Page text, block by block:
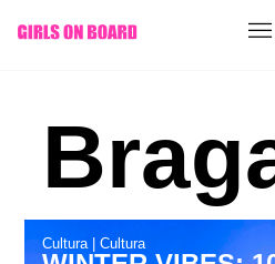
conteúdo
Cultura|Cultura